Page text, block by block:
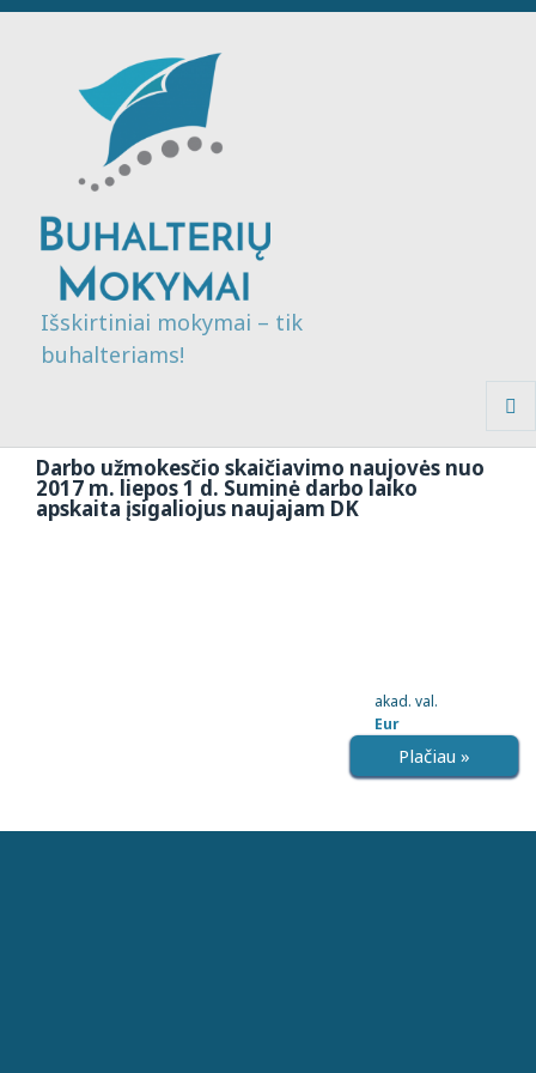
Išskirtiniai mokymai – tik
buhalteriams!
Darbo užmokesčio skaičiavimo naujovės nuo
2017 m. liepos 1 d. Suminė darbo laiko
apskaita įsigaliojus naujajam DK
akad. val.
Eur
Plačiau »